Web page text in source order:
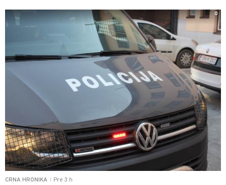
CRNA HRONIKA Pre 3 h
0